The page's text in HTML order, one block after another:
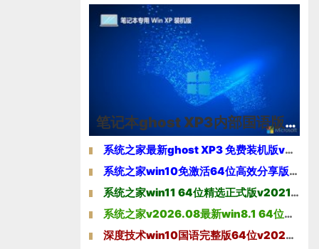
笔记本ghost XP3内部国语版v2026.08
系统之家最新ghost XP3 免费装机版v2026.08
系统之家win10免激活64位高效分享版v2021.10
系统之家win11 64位精选正式版v2021.10免激活
系统之家v2026.08最新win8.1 64位办公娱乐版
深度技术win10国语完整版64位v2022.01